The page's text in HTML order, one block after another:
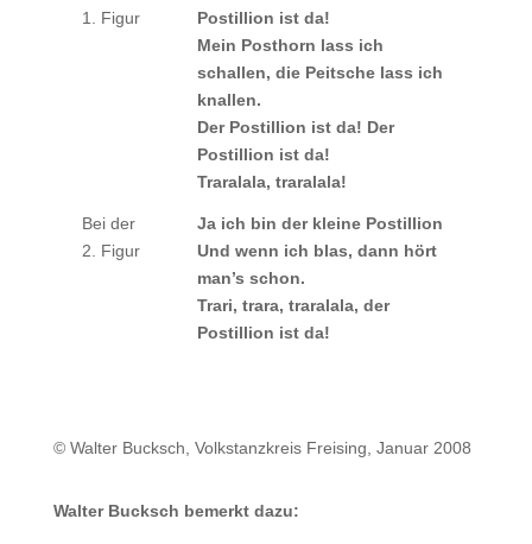
1. Figur
Postillion ist da!
Mein Posthorn lass ich
schallen, die Peitsche lass ich
knallen.
Der Postillion ist da! Der
Postillion ist da!
Traralala, traralala!
Bei der
2. Figur
Ja ich bin der kleine Postillion
Und wenn ich blas, dann hört
man’s schon.
Trari, trara, traralala, der
Postillion ist da!
© Walter Bucksch, Volkstanzkreis Freising, Januar 2008
Walter Bucksch bemerkt dazu: